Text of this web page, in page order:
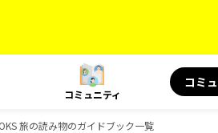
コミュニティ
コミ
旅の読み物のガイドブック一覧